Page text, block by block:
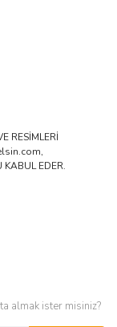
RESİMLERİ
EDER.
almak ister misiniz?